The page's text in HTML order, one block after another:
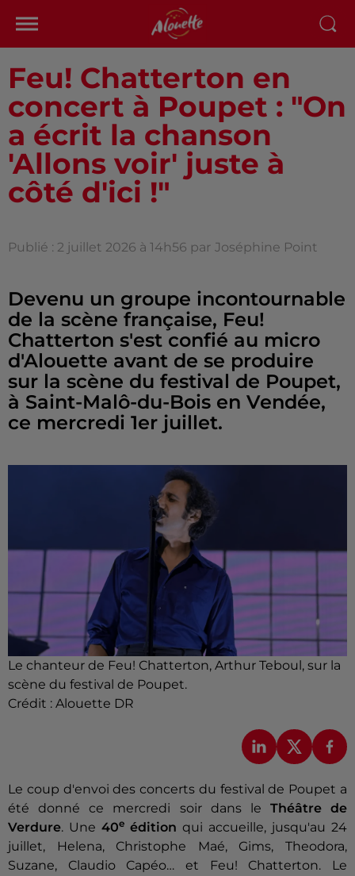
Feu! Chatterton en
concert à Poupet : "On
a écrit la chanson
'Allons voir' juste à
côté d'ici !"
Publié : 2 juillet 2026 à 14h56 par Joséphine Point
Devenu un groupe incontournable
de la scène française, Feu!
Chatterton s'est confié au micro
d'Alouette avant de se produire
sur la scène du festival de Poupet,
à Saint-Malô-du-Bois en Vendée,
ce mercredi 1er juillet.
Le chanteur de Feu! Chatterton, Arthur Teboul, sur la
scène du festival de Poupet.
Crédit : Alouette DR
Le coup d'envoi des concerts du festival de Poupet a
été donné ce mercredi soir dans le Théâtre de
Verdure. Une 40e édition qui accueille, jusqu'au 24
juillet, Helena, Christophe Maé, Gims, Theodora,
Suzane, Claudio Capéo… et Feu! Chatterton. Le